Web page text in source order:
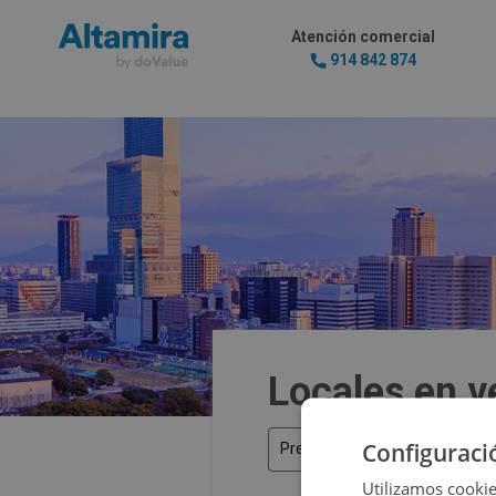
Atención comercial
914 842 874
Locales en
Precio
Utilizamos